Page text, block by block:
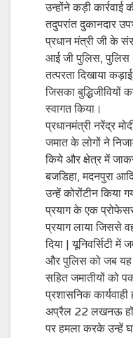
उन्होंने कड़ी कार्रवाई
तदुपरांत दुकानदार
प्रधान मंत्री जी के
आई जी पुलिस, पुलिस
तत्परता दिखाया
जिसका बुद्धिजीवियों
स्वागत किया।
प्रधानमंत्री नरेंद्र
जमात के लोगों ने
किये और क्षेत्र में
बजडिहा, मदनपुरा
उन्हें कोरोंटीन किया
प्रयाग के एक
प्रयाग लाया जिससे
दिया | यूनिवर्सिटी में
और पुलिस को जब यह
सहित जमातीयों को
प्रशासनिक कार्यवाही
अप्रैल 22 लखनऊ
पर हमला करके उन्हें